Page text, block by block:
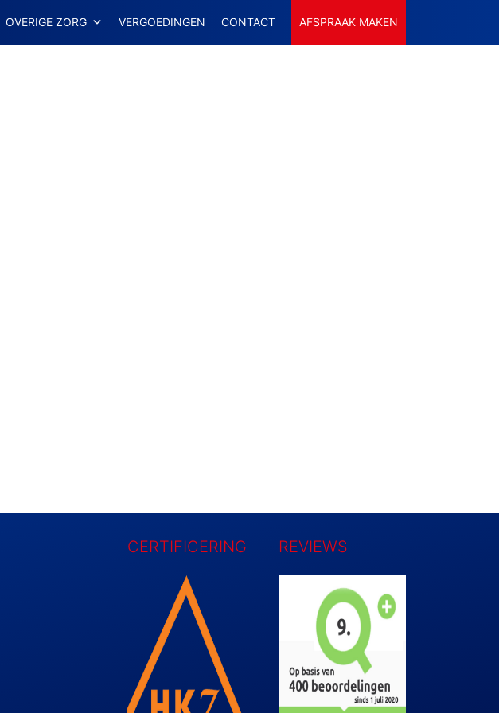
OVERIGE ZORG VERGOEDINGEN CONTACT AFSPRAAK MAKEN
CERTIFICERING REVIEWS